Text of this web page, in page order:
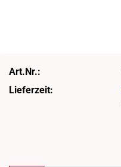
Art.Nr.:
Lieferzeit: